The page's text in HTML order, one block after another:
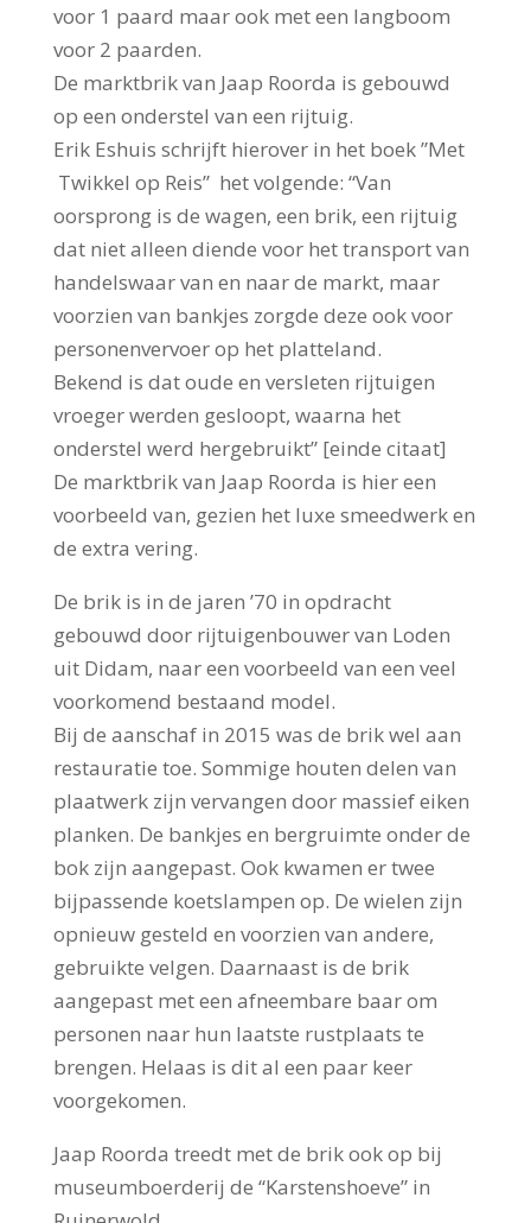
voor 1 paard maar ook met een langboom
voor 2 paarden.
De marktbrik van Jaap Roorda is gebouwd
op een onderstel van een rijtuig.
Erik Eshuis schrijft hierover in het boek ”Met
Twikkel op Reis” het volgende: “Van
oorsprong is de wagen, een brik, een rijtuig
dat niet alleen diende voor het transport van
handelswaar van en naar de markt, maar
voorzien van bankjes zorgde deze ook voor
personenvervoer op het platteland.
Bekend is dat oude en versleten rijtuigen
vroeger werden gesloopt, waarna het
onderstel werd hergebruikt” [einde citaat]
De marktbrik van Jaap Roorda is hier een
voorbeeld van, gezien het luxe smeedwerk en
de extra vering.
De brik is in de jaren ’70 in opdracht
gebouwd door rijtuigenbouwer van Loden
uit Didam, naar een voorbeeld van een veel
voorkomend bestaand model.
Bij de aanschaf in 2015 was de brik wel aan
restauratie toe. Sommige houten delen van
plaatwerk zijn vervangen door massief eiken
planken. De bankjes en bergruimte onder de
bok zijn aangepast. Ook kwamen er twee
bijpassende koetslampen op. De wielen zijn
opnieuw gesteld en voorzien van andere,
gebruikte velgen. Daarnaast is de brik
aangepast met een afneembare baar om
personen naar hun laatste rustplaats te
brengen. Helaas is dit al een paar keer
voorgekomen.
Jaap Roorda treedt met de brik ook op bij
museumboerderij de “Karstenshoeve” in